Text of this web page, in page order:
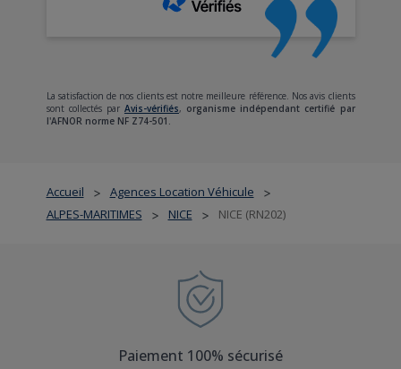
Accueil > Agences Location Véhicule >
ALPES-MARITIMES > NICE > NICE (RN202)
La satisfaction de nos clients est notre meilleure référence. Nos avis clients
sont collectés par Avis-vérifiés, organisme indépendant certifié par
l'AFNOR norme NF Z74-501.
Paiement 100% sécurisé